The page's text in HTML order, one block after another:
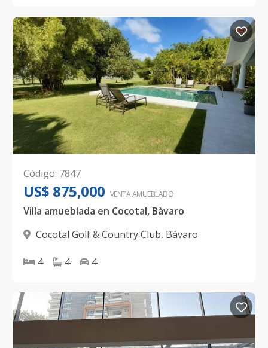
Código: 7847
US$ 875,000 VENTA AMUEBLADO
Villa amueblada en Cocotal, Bàvaro
Cocotal Golf & Country Club, Bávaro
4 4 4